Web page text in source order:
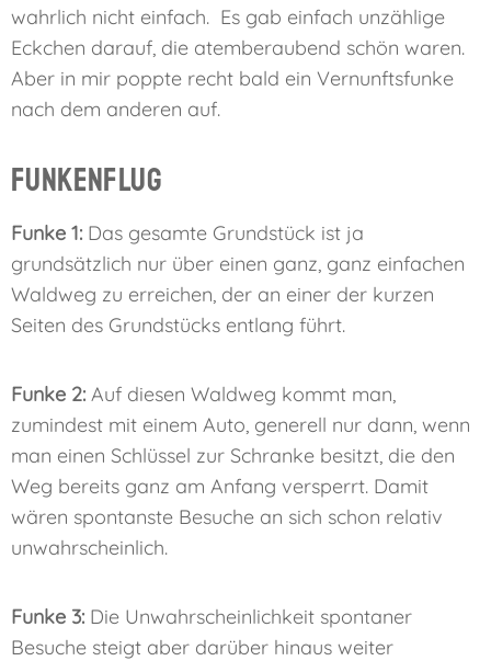
wahrlich nicht einfach. Es gab einfach unzählige
Eckchen darauf, die atemberaubend schön waren.
Aber in mir poppte recht bald ein Vernunftsfunke
nach dem anderen auf.
Funkenflug
Funke 1: Das gesamte Grundstück ist ja
grundsätzlich nur über einen ganz, ganz einfachen
Waldweg zu erreichen, der an einer der kurzen
Seiten des Grundstücks entlang führt.
Funke 2: Auf diesen Waldweg kommt man,
zumindest mit einem Auto, generell nur dann, wenn
man einen Schlüssel zur Schranke besitzt, die den
Weg bereits ganz am Anfang versperrt. Damit
wären spontanste Besuche an sich schon relativ
unwahrscheinlich.
Funke 3: Die Unwahrscheinlichkeit spontaner
Besuche steigt aber darüber hinaus weiter